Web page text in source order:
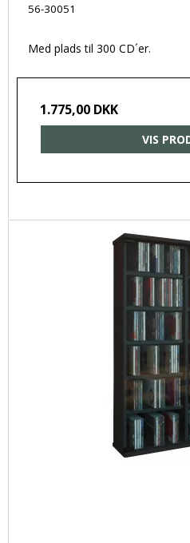
56-30051
Med plads til 300 CD´er.
1.775,00 DKK
VIS